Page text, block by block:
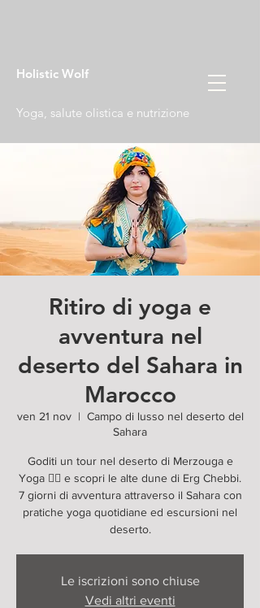
Holistic Wolf
Yoga, salute olistica e nutrizione
Ritiro di yoga e
avventura nel
deserto del Sahara in
Marocco
ven 21 nov
  |
Campo di lusso nel deserto del
Sahara
Goditi un tour nel deserto di Merzouga e
Yoga 🧘‍♂️ e scopri le alte dune di Erg Chebbi.
7 giorni di avventura attraverso il Sahara con
pratiche yoga quotidiane ed escursioni nel
deserto.
Le iscrizioni sono chiuse
Vedi altri eventi